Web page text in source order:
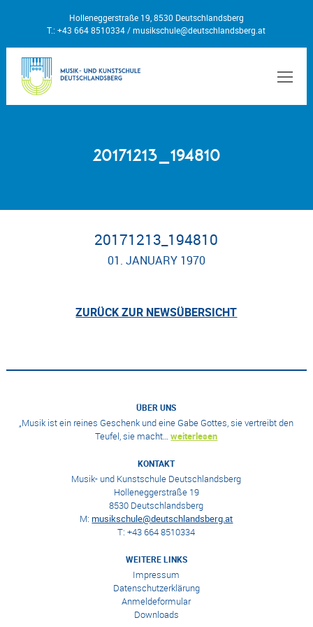
Holleneggerstraße 19, 8530 Deutschlandsberg
T.: +43 664 8510334 /musikschule@deutschlandsberg.at
20171213_194810
20171213_194810
01. JANUARY 1970
ZURÜCK ZUR NEWSÜBERSICHT
ÜBER UNS
„Musik ist ein reines Geschenk und eine Gabe Gottes, sie vertreibt den
Teufel, sie macht…weiterlesen
KONTAKT
Musik- und Kunstschule Deutschlandsberg
Holleneggerstraße 19
8530 Deutschlandsberg
M: musikschule@deutschlandsberg.at
T: +43 664 8510334
WEITERE LINKS
Impressum
Datenschutzerklärung
Anmeldeformular
Downloads